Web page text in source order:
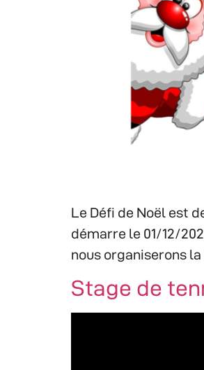
Le Défi de Noël est
démarre le 01/12/
nous organiserons
Stage de